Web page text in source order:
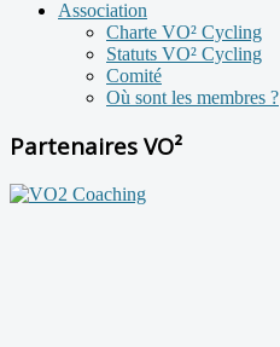
Association
Charte VO² Cycling
Statuts VO² Cycling
Comité
Où sont les membres ?
Partenaires VO²